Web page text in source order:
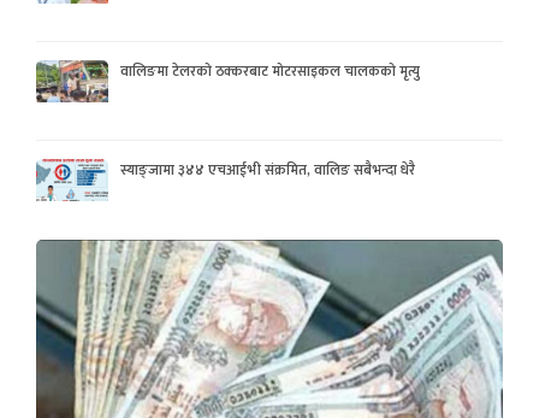
वालिङमा टेलरको ठक्करबाट मोटरसाइकल चालकको मृत्यु
स्याङ्जामा ३४४ एचआईभी संक्रमित, वालिङ सबैभन्दा धेरै